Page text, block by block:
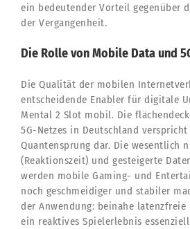
ein bedeutender Vorteil gegenüber
der Vergangenheit.
Die Rolle von Mobile Data und
Die Qualität der mobilen
entscheidende Enabler für digitale
Mental 2 Slot mobil. Die
5G-Netzes in Deutschland
Quantensprung dar. Die wesentlich
(Reaktionszeit) und gesteigerte
werden mobile Gaming- und
noch geschmeidiger und stabiler
der Anwendung: beinahe
ein reaktives Spielerlebnis